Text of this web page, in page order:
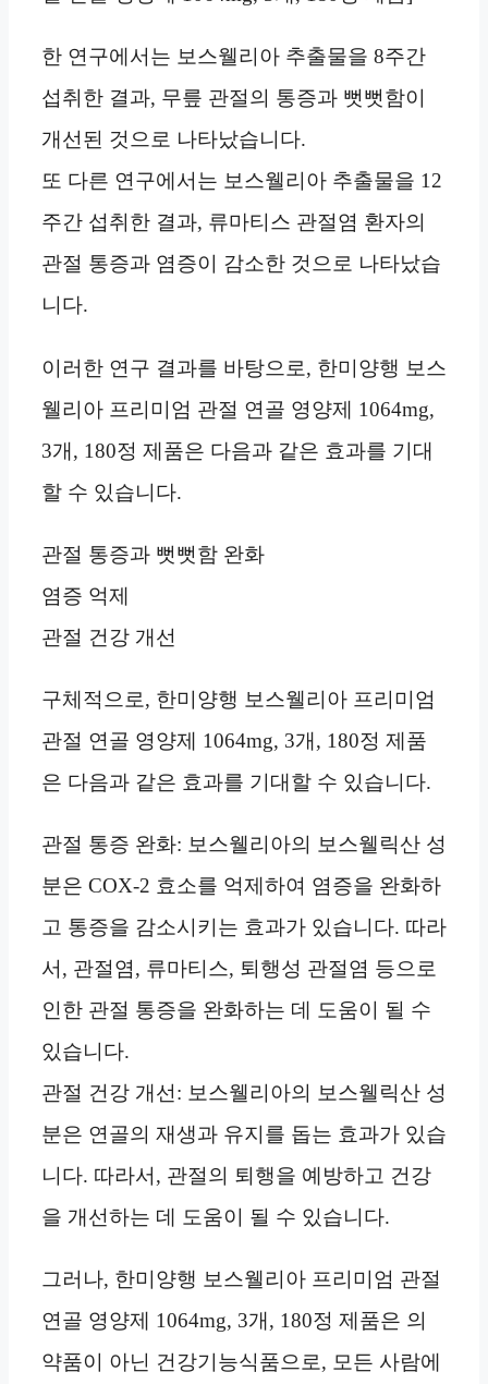
한 연구에서는 보스웰리아 추출물을 8주간
섭취한 결과, 무릎 관절의 통증과 뻣뻣함이
개선된 것으로 나타났습니다.
또 다른 연구에서는 보스웰리아 추출물을 12
주간 섭취한 결과, 류마티스 관절염 환자의
관절 통증과 염증이 감소한 것으로 나타났습
니다.
이러한 연구 결과를 바탕으로, 한미양행 보스
웰리아 프리미엄 관절 연골 영양제 1064mg,
3개, 180정 제품은 다음과 같은 효과를 기대
할 수 있습니다.
관절 통증과 뻣뻣함 완화
염증 억제
관절 건강 개선
구체적으로, 한미양행 보스웰리아 프리미엄
관절 연골 영양제 1064mg, 3개, 180정 제품
은 다음과 같은 효과를 기대할 수 있습니다.
관절 통증 완화: 보스웰리아의 보스웰릭산 성
분은 COX-2 효소를 억제하여 염증을 완화하
고 통증을 감소시키는 효과가 있습니다. 따라
서, 관절염, 류마티스, 퇴행성 관절염 등으로
인한 관절 통증을 완화하는 데 도움이 될 수
있습니다.
관절 건강 개선: 보스웰리아의 보스웰릭산 성
분은 연골의 재생과 유지를 돕는 효과가 있습
니다. 따라서, 관절의 퇴행을 예방하고 건강
을 개선하는 데 도움이 될 수 있습니다.
그러나, 한미양행 보스웰리아 프리미엄 관절
연골 영양제 1064mg, 3개, 180정 제품은 의
약품이 아닌 건강기능식품으로, 모든 사람에